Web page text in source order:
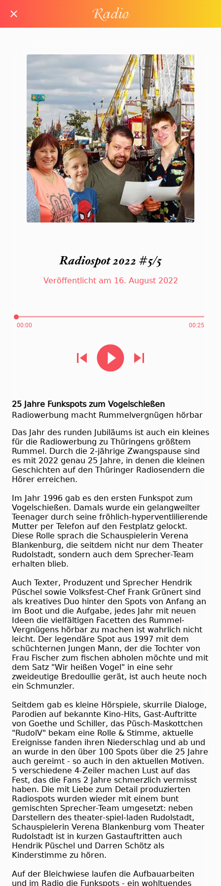
Radio
Radiospot 2022 #5/5
Veröffentlicht am 16. August 2022
00:00 00:25
25 Jahre Funkspots zum Vogelschießen
Radiowerbung macht Rummelvergnügen hörbar
Das Jahr des runden Jubiläums ist auch ein kleines
für die Radiowerbung zu Thüringens größtem
Rummel. Durch die 2-jährige Zwangspause sind
es mit 2022 genau 25 Jahre, in denen die kleinen
Geschichten auf den Thüringer Radiosendern die
Hörer erreichen.
Im Jahr 1996 gab es den ersten Funkspot zum
Vogelschießen. Damals wurde ein gelangweilter
Teenager durch seine fröhlich-hyperventlilierende
Mutter per Telefon auf den Festplatz gelockt.
Diese Rolle sprach die Schauspielerin Verena
Blankenburg, die seitdem nicht nur dem Theater
Rudolstadt, sondern auch dem Sprecher-Team
erhalten blieb.
Auch Texter, Produzent und Sprecher Hendrik
Püschel sowie Volksfest-Chef Frank Grünert sind
als kreatives Duo hinter den Spots von Anfang an
im Boot und die Aufgabe, jedes Jahr mit neuen
Ideen die vielfältigen Facetten des Rummel-
Vergnügens hörbar zu machen ist wahrlich nicht
leicht. Der legendäre Spot aus 1997 mit dem
schüchternen Jungen Mann, der die Tochter von
Frau Fischer zum fischen abholen möchte und mit
dem Satz "Wir heißen Vogel" in eine sehr
zweideutige Bredoullie gerät, ist auch heute noch
ein Schmunzler.
Seitdem gab es kleine Hörspiele, skurrile Dialoge,
Parodien auf bekannte Kino-Hits, Gast-Auftritte
von Goethe und Schiller, das Püsch-Maskottchen
"RudolV" bekam eine Rolle & Stimme, aktuelle
Ereignisse fanden ihren Niederschlag und ab und
an wurde in den über 100 Spots über die 25 Jahre
auch gereimt - so auch in den aktuellen Motiven.
5 verschiedene 4-Zeiler machen Lust auf das
Fest, das die Fans 2 Jahre schmerzlich vermisst
haben. Die mit Liebe zum Detail produzierten
Radiospots wurden wieder mit einem bunt
gemischten Sprecher-Team umgesetzt: neben
Darstellern des theater-spiel-laden Rudolstadt,
Schauspielerin Verena Blankenburg vom Theater
Rudolstadt ist in kurzen Gastauftritten auch
Hendrik Püschel und Darren Schötz als
Kinderstimme zu hören.
Auf der Bleichwiese laufen die Aufbauarbeiten
und im Radio die Funkspots - ein wohltuendes